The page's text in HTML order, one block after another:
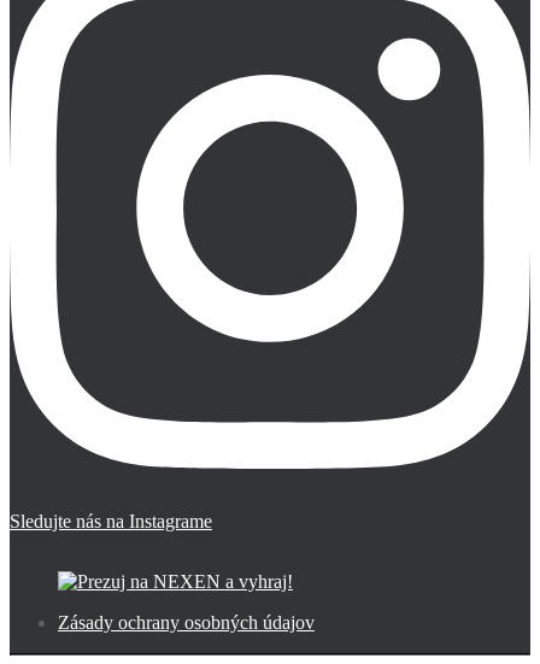
Sledujte nás na Instagrame
Zásady ochrany osobných údajov